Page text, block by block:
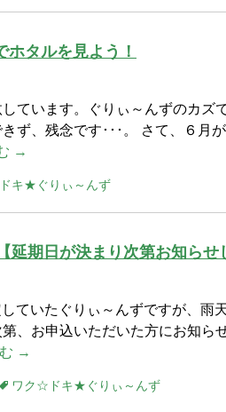
タルを見よう！
ています。ぐりぃ～んずのカズ
ず、残念です･･･。 さて、６月
→
キ★ぐりぃ～んず
延期日が決まり次第お知らせ
ていたぐりぃ～んずですが、雨
、お申込いただいた方にお知ら
→
ワク☆ドキ★ぐりぃ～んず